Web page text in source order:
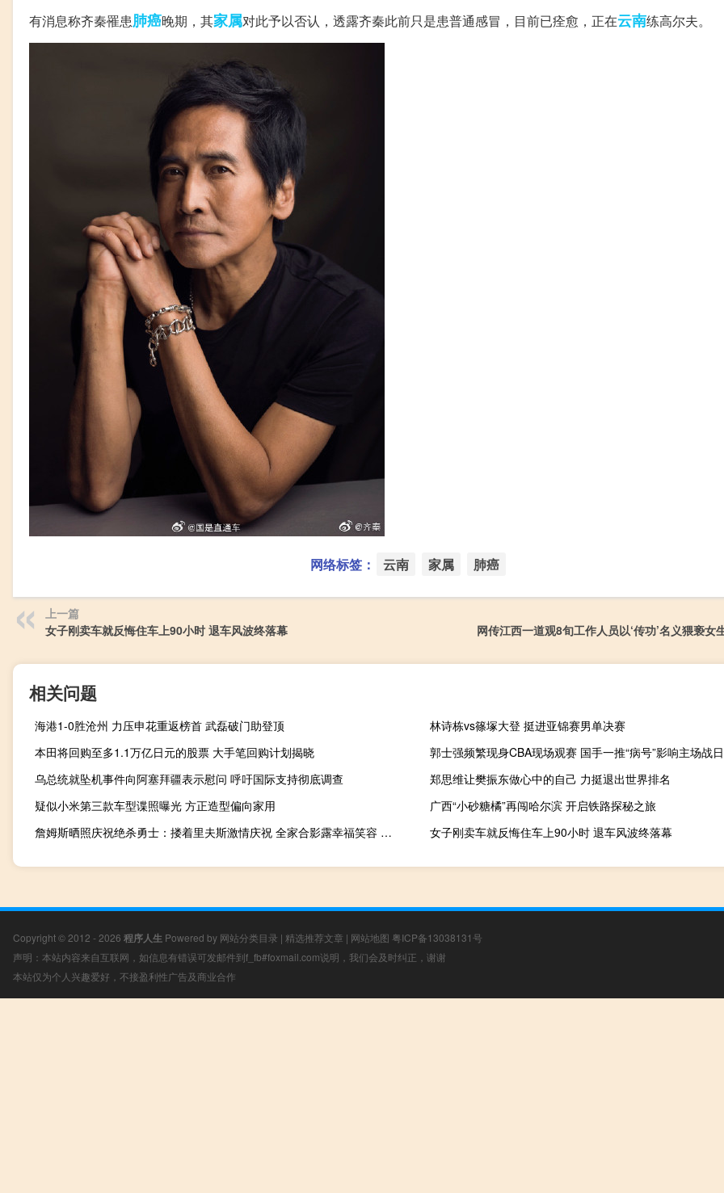
有消息称齐秦罹患肺癌晚期，其家属对此予以否认，透露齐秦此前只是患普通感冒，目前已痊愈，正在云南练高尔夫。
网络标签： 云南 家属 肺癌
上一篇
女子刚卖车就反悔住车上90小时 退车风波终落幕
网传江西一道观8旬工作人员以‘传功’名义猥亵女
相关问题
海港1-0胜沧州 力压申花重返榜首 武磊破门助登顶
林诗栋vs篠塚大登 挺进亚锦赛男单决赛
本田将回购至多1.1万亿日元的股票 大手笔回购计划揭晓
郭士强频繁现身CBA现场观赛 国手一推“病号”影响主场战
乌总统就坠机事件向阿塞拜疆表示慰问 呼吁国际支持彻底调查
郑思维让樊振东做心中的自己 力挺退出世界排名
疑似小米第三款车型谍照曝光 方正造型偏向家用
广西“小砂糖橘”再闯哈尔滨 开启铁路探秘之旅
詹姆斯晒照庆祝绝杀勇士：搂着里夫斯激情庆祝 全家合影露幸福笑容 圣诞快乐创收视新高
女子刚卖车就反悔住车上90小时 退车风波终落幕
Copyright © 2012 - 2026 程序人生 Powered by 网站分类目录 | 精选推荐文章 | 网站地图 粤ICP备13038131号
声明：本站内容来自互联网，如信息有错误可发邮件到f_fb#foxmail.com说明，我们会及时纠正，谢谢
本站仅为个人兴趣爱好，不接盈利性广告及商业合作